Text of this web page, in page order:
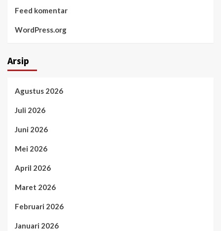
Feed komentar
WordPress.org
Arsip
Agustus 2026
Juli 2026
Juni 2026
Mei 2026
April 2026
Maret 2026
Februari 2026
Januari 2026